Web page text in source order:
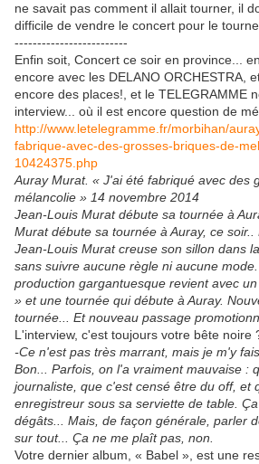
ne savait pas comment il allait tourner, il
difficile de vendre le concert pour le
-------------------------
Enfin soit, Concert ce soir en province...
encore avec les DELANO ORCHESTRA,
encore des places!, et le TELEGRAMME
interview... où il est encore question de
http://www.letelegramme.fr/morbihan/
fabrique-avec-des-grosses-briques-de-
10424375.php
Auray Murat. « J'ai été fabriqué avec des
mélancolie » 14 novembre 2014
Jean-Louis Murat débute sa tournée à
Murat débute sa tournée à Auray, ce soir..
Jean-Louis Murat creuse son sillon dans
sans suivre aucune règle ni aucune
production gargantuesque revient avec
» et une tournée qui débute à Auray.
tournée... Et nouveau passage
L'interview, c'est toujours votre bête noire
-Ce n'est pas très marrant, mais je m'y
Bon... Parfois, on l'a vraiment mauvaise :
journaliste, que c'est censé être du off, et
enregistreur sous sa serviette de table.
dégâts... Mais, de façon générale, parler
sur tout... Ça ne me plaît pas, non.
Votre dernier album, « Babel », est une